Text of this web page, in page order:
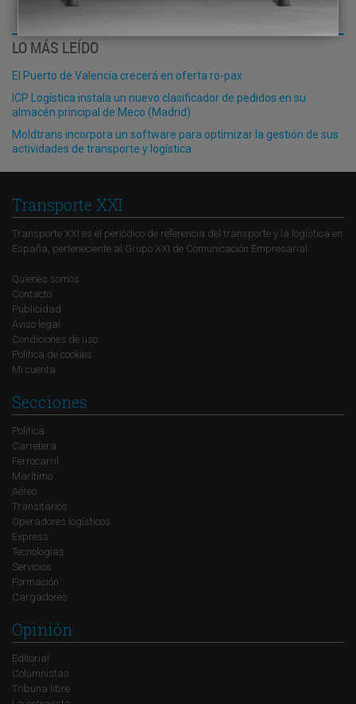
LO MÁS LEÍDO
El Puerto de Valencia crecerá en oferta ro-pax
ICP Logística instala un nuevo clasificador de pedidos en su
almacén principal de Meco (Madrid)
Moldtrans incorpora un software para optimizar la gestión de sus
actividades de transporte y logística
Transporte XXI
Transporte XXI es el periódico de referencia del transporte y la logística en
España, perteneciente al Grupo XXI de Comunicación Empresarial.
Quienes somos
Contacto
Publicidad
Aviso legal
Condiciones de uso
Política de cookies
Mi cuenta
Secciones
Política
Carretera
Ferrocarril
Marítimo
Aéreo
Transitarios
Operadores logísticos
Express
Tecnologías
Servicios
Formación
Cargadores
Opinión
Editorial
Columnistas
Tribuna libre